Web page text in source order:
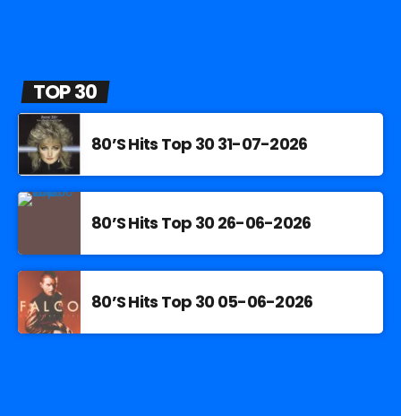
TOP 30
80’S Hits Top 30 31-07-2026
80’S Hits Top 30 26-06-2026
80’S Hits Top 30 05-06-2026